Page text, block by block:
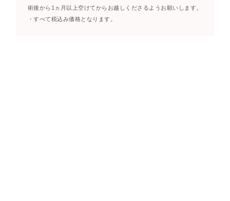
術後から1ヵ月以上空けてからお越しくださるようお願いします。
・すべて税込み価格となります。